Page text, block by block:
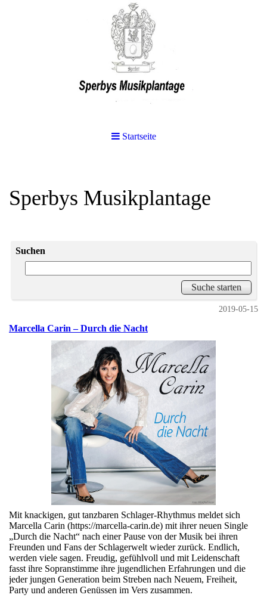
Startseite
Sperbys Musikplantage
Suchen
2019-05-15
Marcella Carin – Durch die Nacht
Mit knackigen, gut tanzbaren Schlager-Rhythmus meldet sich
Marcella Carin (https://marcella-carin.de) mit ihrer neuen Single
„Durch die Nacht“ nach einer Pause von der Musik bei ihren
Freunden und Fans der Schlagerwelt wieder zurück. Endlich,
werden viele sagen. Freudig, gefühlvoll und mit Leidenschaft
fasst ihre Sopranstimme ihre jugendlichen Erfahrungen und die
jeder jungen Generation beim Streben nach Neuem, Freiheit,
Party und anderen Genüssen im Vers zusammen.